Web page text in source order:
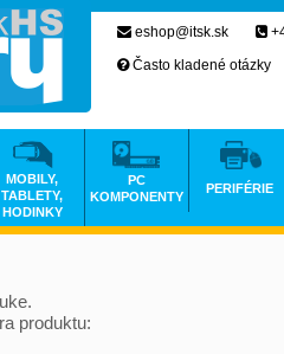
produktu:
eshop@itsk.sk
Často kladené otázky
MOBILY,
TABLETY,
HODINKY
PC
KOMPONENTY
PERIFÉRIE